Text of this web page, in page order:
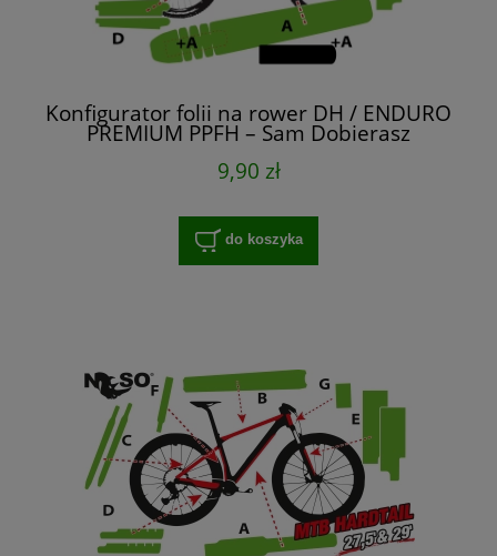
Konfigurator folii na rower DH / ENDURO
PREMIUM PPFH – Sam Dobierasz
9,90 zł
do koszyka